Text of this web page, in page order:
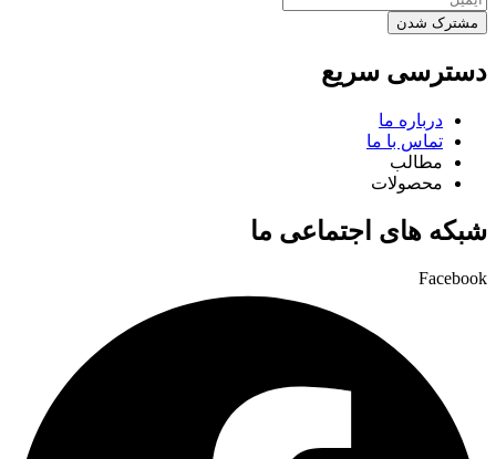
مشترک شدن
دسترسی سریع
درباره ما
تماس با ما
مطالب
محصولات
شبکه های اجتماعی ما
Facebook